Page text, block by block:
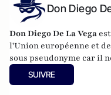
Don Diego
Don Diego De La Vega
l'Union européenne et
sous pseudonyme car il
laquelle il travaille.
SUIVRE